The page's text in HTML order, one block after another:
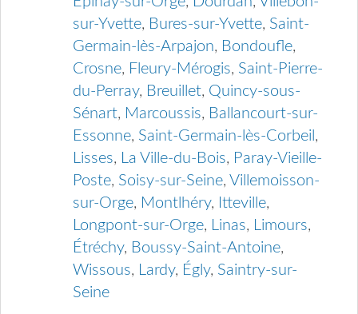
sur-Yvette, Bures-sur-Yvette, Saint-
Germain-lès-Arpajon, Bondoufle,
Crosne, Fleury-Mérogis, Saint-Pierre-
du-Perray, Breuillet, Quincy-sous-
Sénart, Marcoussis, Ballancourt-sur-
Essonne, Saint-Germain-lès-Corbeil ,
Lisses, La Ville-du-Bois, Paray-Vieille-
Poste, Soisy-sur-Seine, Villemoisson-
sur-Orge, Montlhéry, Itteville,
Longpont-sur-Orge, Linas, Limours,
Étréchy, Boussy-Saint-Antoine,
Wissous, Lardy, Égly, Saintry-sur-
Seine